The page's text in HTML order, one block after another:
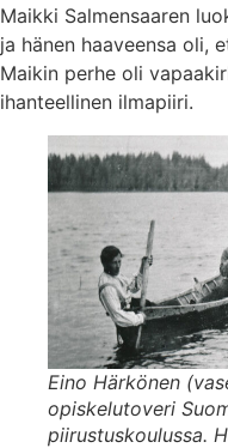
Maikki Salmensaaren
ja hänen haaveensa oli,
Maikin perhe oli
ihanteellinen ilmapiiri.
Eino Härkönen
opiskelutoveri
piirustuskoulussa.